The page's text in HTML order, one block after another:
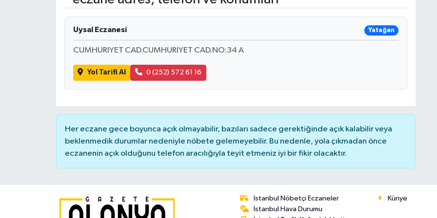
Uysal Eczanesi Yatağan
CUMHURIYET CAD.CUMHURIYET CAD.NO:34 A
Yol Tarifi Al 0 (252) 572 61 16
Her eczane gece boyunca açık olmayabilir, bazıları sadece gerektiğinde açık kalabilir veya
beklenmedik durumlar nedeniyle nöbete gelemeyebilir. Bu nedenle, yola çıkmadan önce
eczanenin açık olduğunu telefon aracılığıyla teyit etmeniz iyi bir fikir olacaktır.
İstanbul Nöbetçi Eczaneler
İstanbul Hava Durumu
Künye